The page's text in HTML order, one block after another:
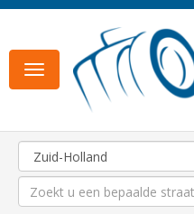
Toggle
navigation